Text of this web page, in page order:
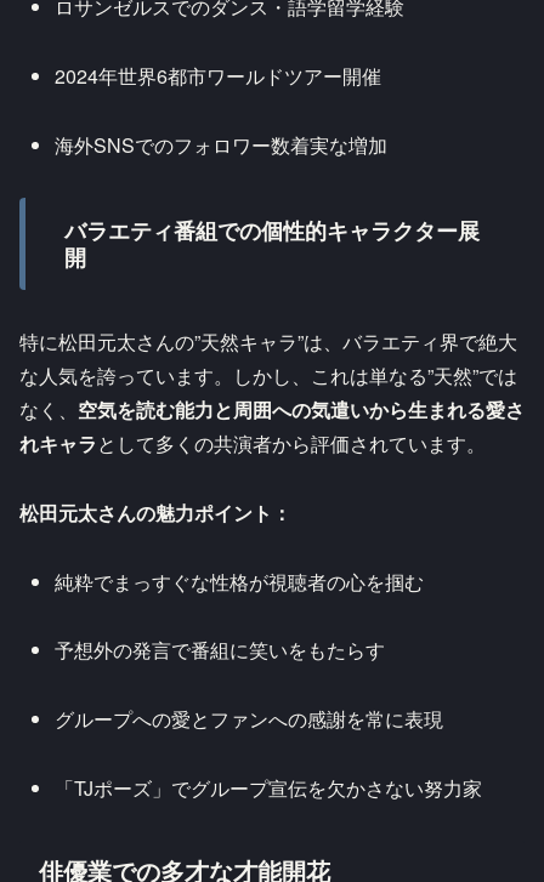
ロサンゼルスでのダンス・語学留学経験
2024年世界6都市ワールドツアー開催
海外SNSでのフォロワー数着実な増加
バラエティ番組での個性的キャラクター展
開
特に松田元太さんの”天然キャラ”は、バラエティ界で絶大
な人気を誇っています。しかし、これは単なる”天然”では
なく、 空気を読む能力と周囲への気遣いから生まれる愛さ
れキャラとして多くの共演者から評価されています。
松田元太さんの魅力ポイント：
純粋でまっすぐな性格が視聴者の心を掴む
予想外の発言で番組に笑いをもたらす
グループへの愛とファンへの感謝を常に表現
「TJポーズ」でグループ宣伝を欠かさない努力家
俳優業での多才な才能開花